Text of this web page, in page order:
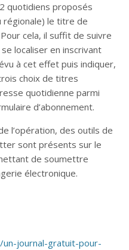
quotidiens proposés
régionale) le titre de
cela, il suffit de suivre
localiser en inscrivant
à cet effet puis indiquer,
choix de titres
quotidienne parmi
d’abonnement.
l’opération, des outils de
sont présents sur le
de soumettre
électronique.
journal-gratuit-pour-